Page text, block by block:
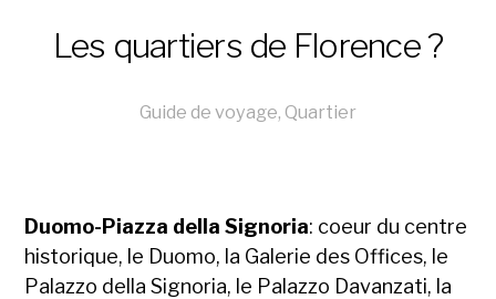
Les quartiers de Florence ?
Guide de voyage, Quartier
Duomo-Piazza della Signoria: coeur du centre
historique, le Duomo, la Galerie des Offices, le
Palazzo della Signoria, le Palazzo Davanzati, la